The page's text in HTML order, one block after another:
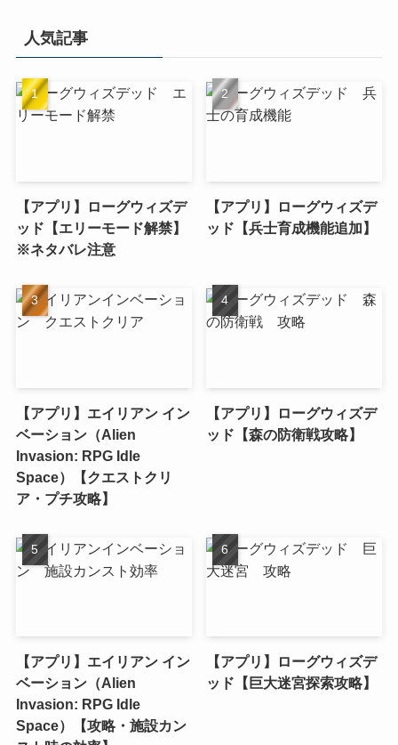
人気記事
【アプリ】ローグウィズデ
ッド【エリーモード解禁】
※ネタバレ注意
【アプリ】ローグウィズデ
ッド【兵士育成機能追加】
【アプリ】エイリアン イン
ベーション（Alien
Invasion: RPG Idle
Space）【クエストクリ
ア・プチ攻略】
【アプリ】ローグウィズデ
ッド【森の防衛戦攻略】
【アプリ】エイリアン イン
ベーション（Alien
Invasion: RPG Idle
Space）【攻略・施設カン
【アプリ】ローグウィズデ
ッド【巨大迷宮探索攻略】